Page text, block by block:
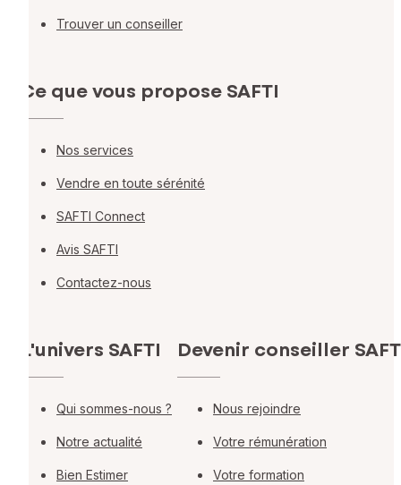
Trouver un conseiller
Ce que vous propose SAFTI
Nos services
Vendre en toute sérénité
SAFTI Connect
Avis SAFTI
Contactez-nous
L'univers SAFTI
Qui sommes-nous ?
Notre actualité
Bien Estimer
Devenir conseiller
Nous rejoindre
Votre rémunération
Votre formation